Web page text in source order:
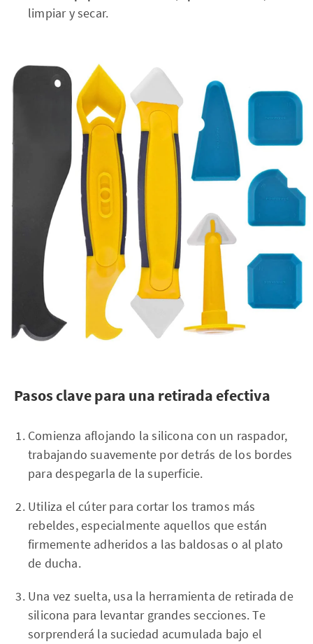
limpiar y secar.
Pasos clave para una retirada efectiva
Comienza aflojando la silicona con un raspador,
trabajando suavemente por detrás de los bordes
para despegarla de la superficie.
Utiliza el cúter para cortar los tramos más
rebeldes, especialmente aquellos que están
firmemente adheridos a las baldosas o al plato
de ducha.
Una vez suelta, usa la herramienta de retirada de
silicona para levantar grandes secciones. Te
sorprenderá la suciedad acumulada bajo el